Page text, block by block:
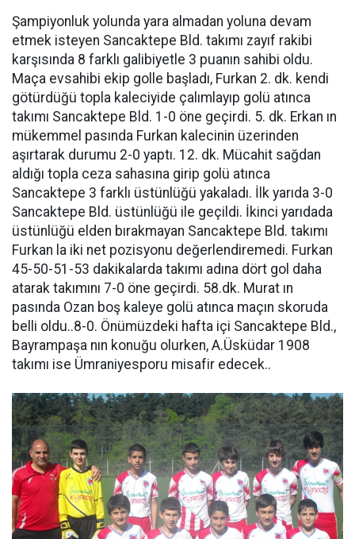
Şampiyonluk yolunda yara almadan yoluna devam
etmek isteyen Sancaktepe Bld. takımı zayıf rakibi
karşısında 8 farklı galibiyetle 3 puanın sahibi oldu.
Maça evsahibi ekip golle başladı, Furkan 2. dk. kendi
götürdüğü topla kaleciyide çalımlayıp golü atınca
takımı Sancaktepe Bld. 1-0 öne geçirdi. 5. dk. Erkan ın
mükemmel pasında Furkan kalecinin üzerinden
aşırtarak durumu 2-0 yaptı. 12. dk. Mücahit sağdan
aldığı topla ceza sahasına girip golü atınca
Sancaktepe 3 farklı üstünlüğü yakaladı. İlk yarıda 3-0
Sancaktepe Bld. üstünlüğü ile geçildi. İkinci yarıdada
üstünlüğü elden bırakmayan Sancaktepe Bld. takımı
Furkan la iki net pozisyonu değerlendiremedi. Furkan
45-50-51-53 dakikalarda takımı adına dört gol daha
atarak takımını 7-0 öne geçirdi. 58.dk. Murat ın
pasında Ozan boş kaleye golü atınca maçın skoruda
belli oldu..8-0. Önümüzdeki hafta içi Sancaktepe Bld.,
Bayrampaşa nın konuğu olurken, A.Üsküdar 1908
takımı ise Ümraniyesporu misafir edecek..